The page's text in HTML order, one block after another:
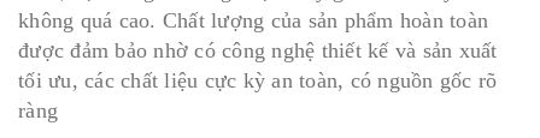
không quá cao. Chất lượng của sản phẩm hoàn toàn
được đảm bảo nhờ có công nghệ thiết kế và sản xuất
tối ưu, các chất liệu cực kỳ an toàn, có nguồn gốc rõ
ràng